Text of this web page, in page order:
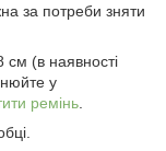
за потреби зняти
(в наявності
у
ремінь